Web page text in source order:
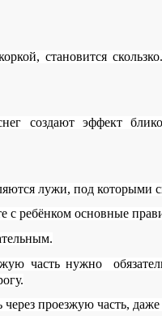
становится
создают эффект
лужи, под которыми
с ребёнком основные
часть нужно
через проезжую часть,